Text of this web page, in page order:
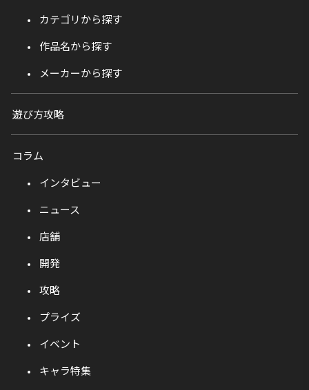
カテゴリから探す
作品名から探す
メーカーから探す
遊び方攻略
コラム
インタビュー
ニュース
店舗
開発
攻略
プライズ
イベント
キャラ特集